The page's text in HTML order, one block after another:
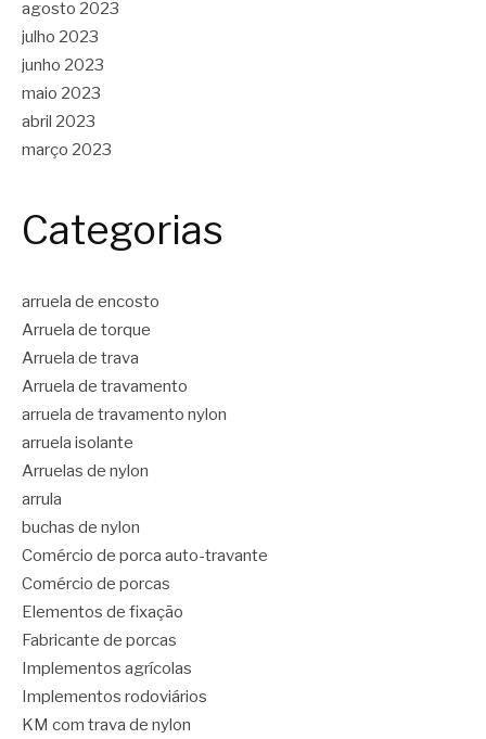
agosto 2023
julho 2023
junho 2023
maio 2023
abril 2023
março 2023
Categorias
arruela de encosto
Arruela de torque
Arruela de trava
Arruela de travamento
arruela de travamento nylon
arruela isolante
Arruelas de nylon
arrula
buchas de nylon
Comércio de porca auto-travante
Comércio de porcas
Elementos de fixação
Fabricante de porcas
Implementos agrícolas
Implementos rodoviários
KM com trava de nylon